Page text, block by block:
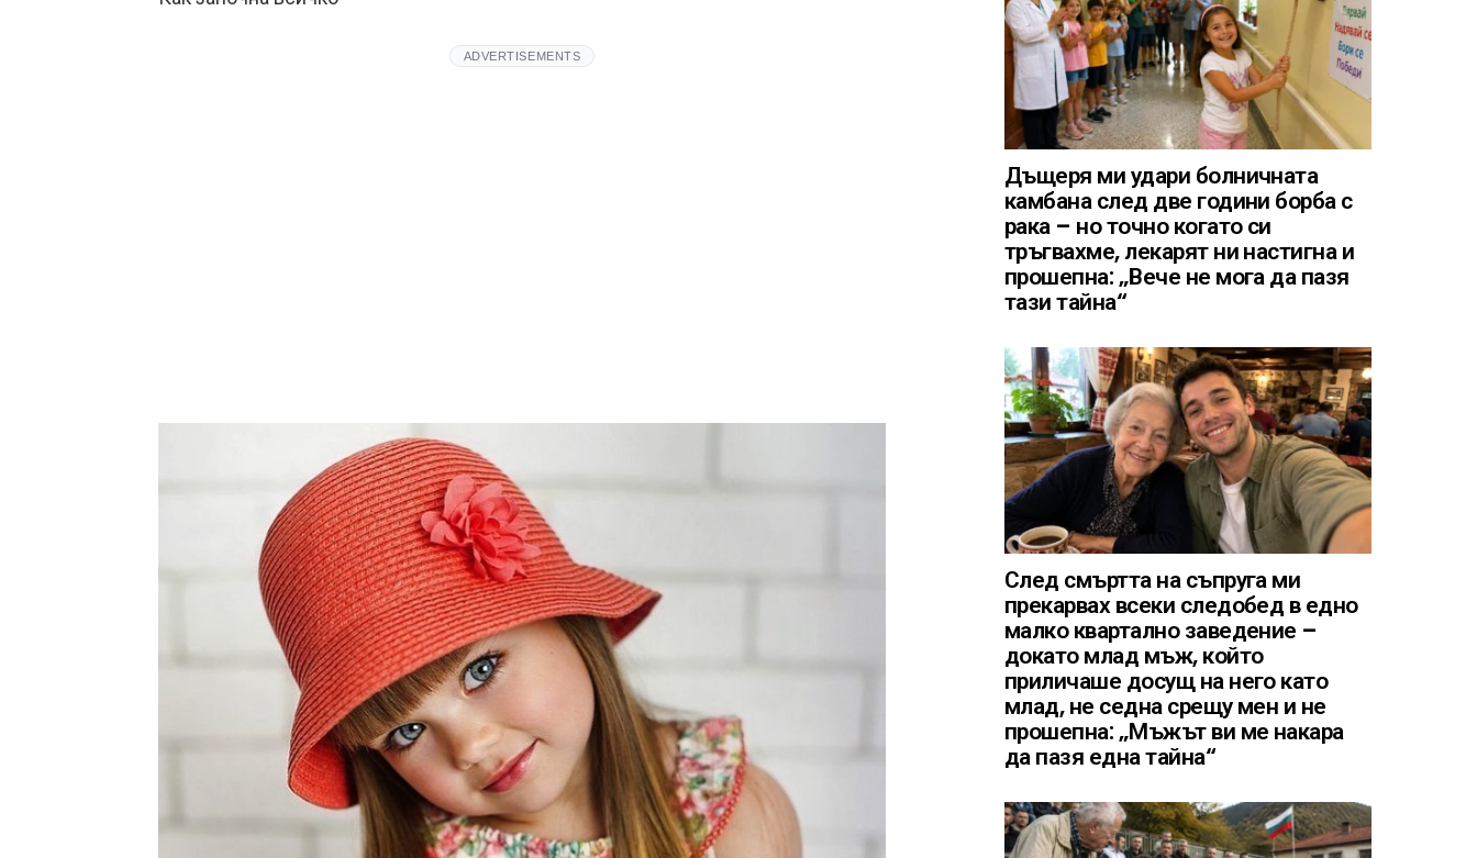
ADVERTISEMENTS
Дъщеря ми удари болничната
камбана след две години борба с
рака – но точно когато си
тръгвахме, лекарят ни настигна и
прошепна: „Вече не мога да пазя
тази тайна“
След смъртта на съпруга ми
прекарвах всеки следобед в едно
малко квартално заведение –
докато млад мъж, който
приличаше досущ на него като
млад, не седна срещу мен и не
прошепна: „Мъжът ви ме накара
да пазя една тайна“